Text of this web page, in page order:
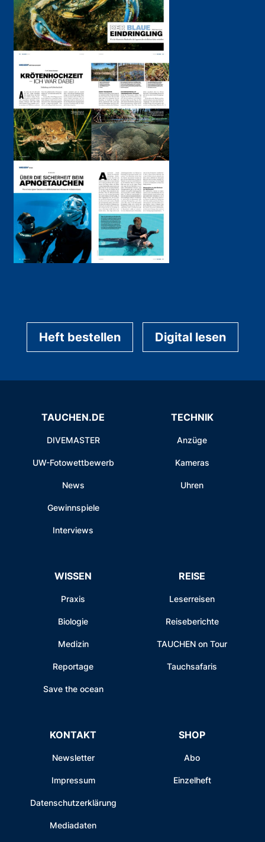
Heft bestellen Digital lesen
TAUCHEN.DE
DIVEMASTER
UW-Fotowettbewerb
News
Gewinnspiele
Interviews
TECHNIK
Anzüge
Kameras
Uhren
WISSEN
Praxis
Biologie
Medizin
Reportage
Save the ocean
REISE
Leserreisen
Reiseberichte
TAUCHEN on Tour
Tauchsafaris
KONTAKT
Newsletter
Impressum
Datenschutzerklärung
Mediadaten
SHOP
Abo
Einzelheft